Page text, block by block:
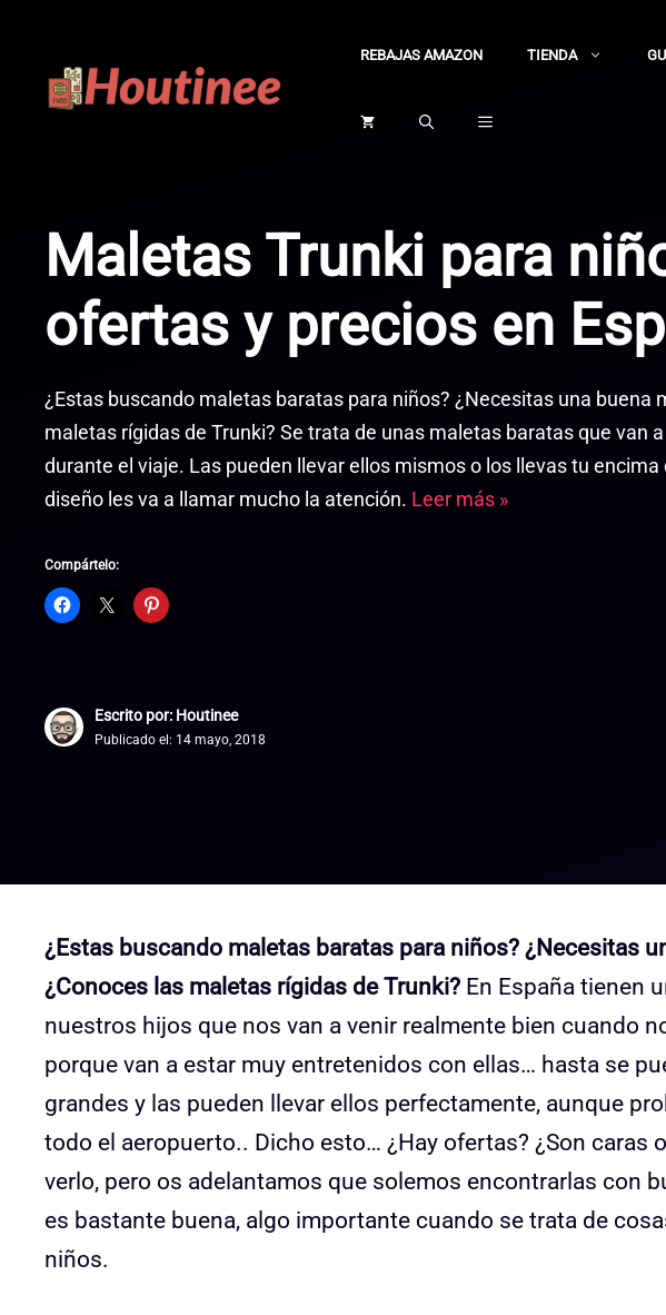
contenido
REBAJAS AMAZON TIENDA
Maletas Trunki para
ofertas y precios en
¿Estas buscando maletas baratas para niños? ¿Necesitas una buena
maletas rígidas de Trunki? Se trata de unas maletas baratas que van
durante el viaje. Las pueden llevar ellos mismos o los llevas tu
diseño les va a llamar mucho la atención. Leer más »
Compártelo:
Escrito por: Houtinee
Publicado el: 14 mayo, 2018
¿Estas buscando maletas baratas para niños? ¿Necesitas
¿Conoces las maletas rígidas de Trunki? En España tienen
nuestros hijos que nos van a venir realmente bien cuando
porque van a estar muy entretenidos con ellas… hasta se
grandes y las pueden llevar ellos perfectamente, aunque
todo el aeropuerto.. Dicho esto… ¿Hay ofertas? ¿Son caras
verlo, pero os adelantamos que solemos encontrarlas con
es bastante buena, algo importante cuando se trata de
niños.